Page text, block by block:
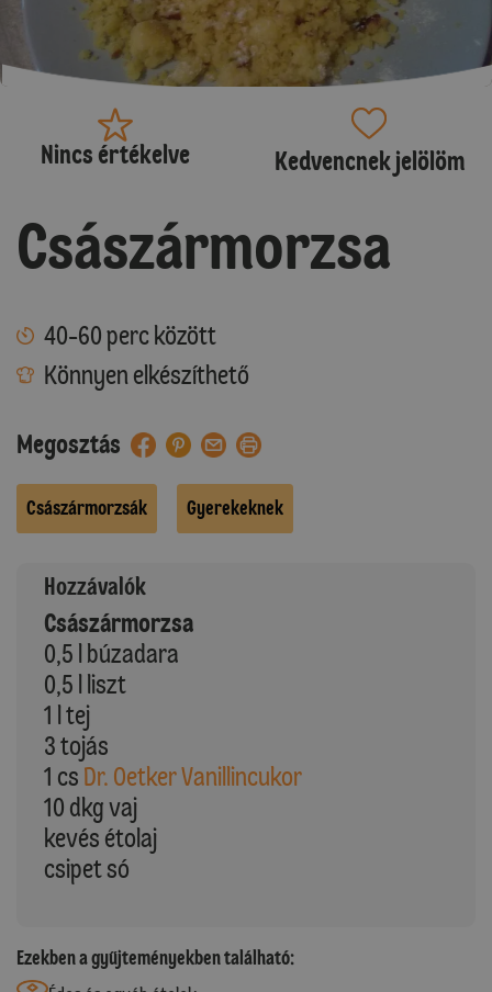
Nincs értékelve Kedvencnek jelölöm
Császármorzsa
40-60 perc között
Könnyen elkészíthető
Megosztás
Császármorzsák Gyerekeknek
Hozzávalók
Császármorzsa
0,5 l búzadara
0,5 l liszt
1 l tej
3 tojás
1 cs Dr. Oetker Vanillincukor
10 dkg vaj
kevés étolaj
csipet só
Ezekben a gyűjteményekben található: